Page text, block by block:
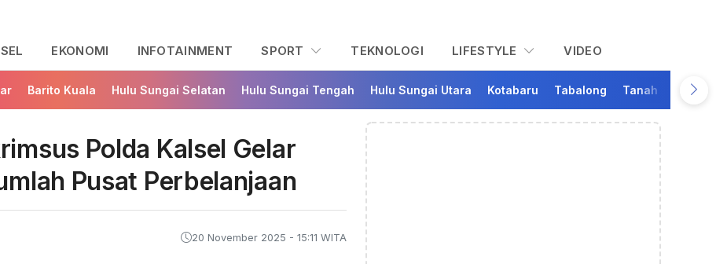
EKONOMI INFOTAINMENT SPORT TEKNOLOGI LIFESTYLE VIDEO
Barito Kuala Hulu Sungai Selatan Hulu Sungai Tengah Hulu Sungai Utara Kotabaru Tabalong Tanah Bumbu
Polda Kalsel Gelar
Pusat Perbelanjaan
20 November 2025 - 15:11 WITA